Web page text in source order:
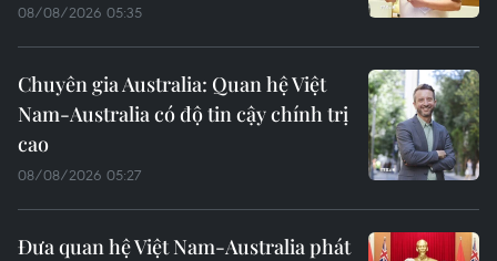
08/08/2026 05:35
Chuyên gia Australia: Quan hệ Việt
Nam-Australia có độ tin cậy chính trị
cao
08/08/2026 05:27
Đưa quan hệ Việt Nam-Australia phát